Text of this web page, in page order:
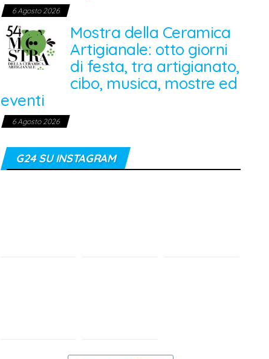
6 Agosto 2026
Mostra della Ceramica
Artigianale: otto giorni
di festa, tra artigianato,
cibo, musica, mostre ed
eventi
6 Agosto 2026
G24 SU INSTAGRAM